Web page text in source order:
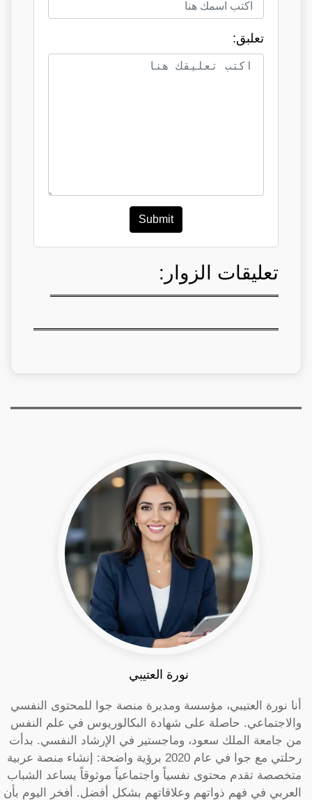
تعلبق:
Submit
تعليقات الزوار:
نورة العتيبي
أنا نورة العتيبي، مؤسسة ومديرة منصة جوا للمحتوى النفسي
والاجتماعي. حاصلة على شهادة البكالوريوس في علم النفس
من جامعة الملك سعود، وماجستير في الإرشاد النفسي. بدأت
رحلتي مع جوا في عام 2020 برؤية واضحة: إنشاء منصة عربية
متخصصة تقدم محتوى نفسياً واجتماعياً موثوقاً يساعد الشباب
العربي في فهم ذواتهم وعلاقاتهم بشكل أفضل. أفخر اليوم بأن